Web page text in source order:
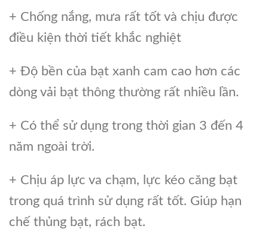
+ Chống nắng, mưa rất tốt và chịu được
điều kiện thời tiết khắc nghiệt
+ Độ bền của bạt xanh cam cao hơn các
dòng vải bạt thông thường rất nhiều lần.
+ Có thể sử dụng trong thời gian 3 đến 4
năm ngoài trời.
+ Chịu áp lực va chạm, lực kéo căng bạt
trong quá trình sử dụng rất tốt. Giúp hạn
chế thủng bạt, rách bạt.